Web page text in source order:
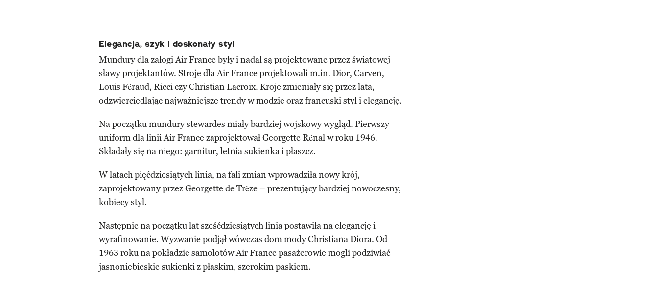
Elegancja, szyk i doskonały styl
Mundury dla załogi Air France były i nadal są projektowane przez światowej
sławy projektantów. Stroje dla Air France projektowali m.in. Dior, Carven,
Louis Féraud, Ricci czy Christian Lacroix. Kroje zmieniały się przez lata,
odzwierciedlając najważniejsze trendy w modzie oraz francuski styl i elegancję.
Na początku mundury stewardes miały bardziej wojskowy wygląd. Pierwszy
uniform dla linii Air France zaprojektował Georgette Rénal w roku 1946.
Składały się na niego: garnitur, letnia sukienka i płaszcz.
W latach pięćdziesiątych linia, na fali zmian wprowadziła nowy krój,
zaprojektowany przez Georgette de Trèze – prezentujący bardziej nowoczesny,
kobiecy styl.
Następnie na początku lat sześćdziesiątych linia postawiła na elegancję i
wyrafinowanie. Wyzwanie podjął wówczas dom mody Christiana Diora. Od
1963 roku na pokładzie samolotów Air France pasażerowie mogli podziwiać
jasnoniebieskie sukienki z płaskim, szerokim paskiem.